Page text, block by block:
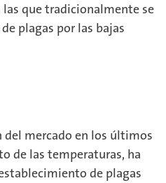
las que tradicionalmente se
plagas por las bajas
del mercado en los últimos
de las temperaturas, ha
de plagas